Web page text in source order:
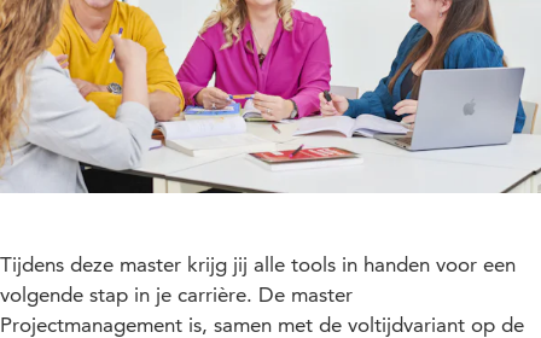
Tijdens deze master krijg jij alle tools in handen voor een
volgende stap in je carrière. De master
Projectmanagement is, samen met de voltijdvariant op de